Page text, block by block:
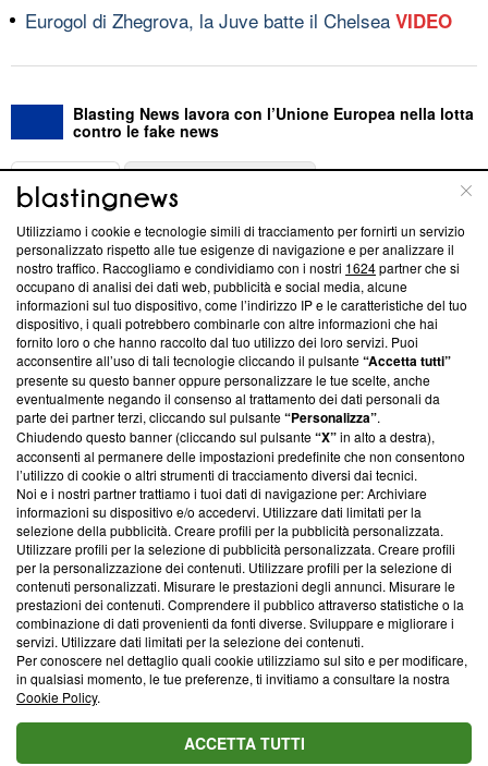
Eurogol di Zhegrova, la Juve batte il Chelsea VIDEO
Blasting News lavora con l’Unione Europea nella lotta
contro le fake news
ABOUT
Questa sezione offre informazioni trasparenti su Blasting
News, sui nostri processi editoriali e su come ci impegniamo a
creare news di qualità. Inoltre, afferma la nostra aderenza a
‘Trust Project - News with Integrity’Blasting News non è
ancora membro del programma, ma ha richiesto di farne
parte; Trust Project non ha ancora effettuato una verifica di
conformità agli standard.
Su di noi
Team editoriale
Corporate
Redazione
Informativa Privacy
Cookie Policy
Blasting SA, IDI CHE-247.845.224, Via Carlo Frasca, 3 - 6900
Lugano (Svizzera) Tel:+39 0690258937
© 2026 Blasting News
Utilizziamo i cookie e tecnologie simili di tracciamento per fornirti un servizio
personalizzato rispetto alle tue esigenze di navigazione e per analizzare il
nostro traffico. Raccogliamo e condividiamo con i nostri 1624partner che si
occupano di analisi dei dati web, pubblicità e social media, alcune
informazioni sul tuo dispositivo, come l’indirizzo IP e le caratteristiche del tuo
dispositivo, i quali potrebbero combinarle con altre informazioni che hai
fornito loro o che hanno raccolto dal tuo utilizzo dei loro servizi. Puoi
acconsentire all’uso di tali tecnologie cliccando il pulsante“Accetta tutti”
presente su questo banner oppure personalizzare le tue scelte, anche
eventualmente negando il consenso al trattamento dei dati personali da
parte dei partner terzi, cliccando sul pulsante“Personalizza”.
Chiudendo questo banner (cliccando sul pulsante“X”in alto a destra),
acconsenti al permanere delle impostazioni predefinite che non consentono
l’utilizzo di cookie o altri strumenti di tracciamento diversi dai tecnici.
Noi e i nostri partner trattiamo i tuoi dati di navigazione per: Archiviare
informazioni su dispositivo e/o accedervi. Utilizzare dati limitati per la
selezione della pubblicità. Creare profili per la pubblicità personalizzata.
Utilizzare profili per la selezione di pubblicità personalizzata. Creare profili
per la personalizzazione dei contenuti. Utilizzare profili per la selezione di
contenuti personalizzati. Misurare le prestazioni degli annunci. Misurare le
prestazioni dei contenuti. Comprendere il pubblico attraverso statistiche o la
combinazione di dati provenienti da fonti diverse. Sviluppare e migliorare i
servizi. Utilizzare dati limitati per la selezione dei contenuti.
Per conoscere nel dettaglio quali cookie utilizziamo sul sito e per modificare,
in qualsiasi momento, le tue preferenze, ti invitiamo a consultare la nostra
Cookie Policy.
ACCETTA TUTTI